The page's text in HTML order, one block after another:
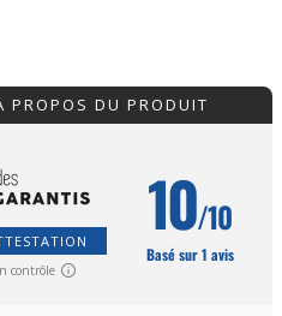
PROPOS DU PRODUIT
contrôle
10/10
Basé sur 1 avis